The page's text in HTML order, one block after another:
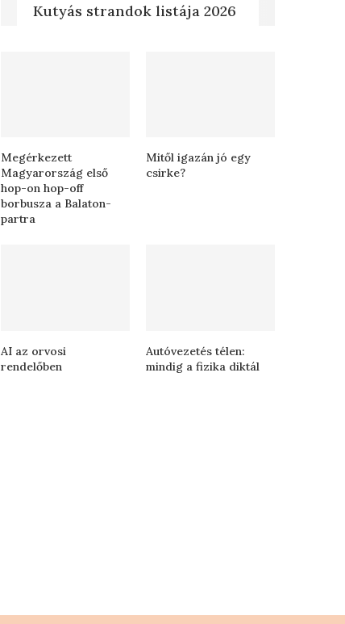
Kutyás strandok listája 2026
Megérkezett
Magyarország első
hop-on hop-off
borbusza a Balaton-
partra
Mitől igazán jó egy
csirke?
AI az orvosi
rendelőben
Autóvezetés télen:
mindig a fizika diktál